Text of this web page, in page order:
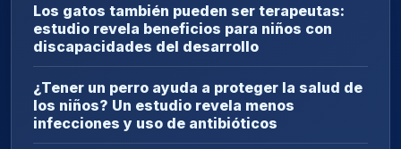
Los gatos también pueden ser terapeutas:
estudio revela beneficios para niños con
discapacidades del desarrollo
¿Tener un perro ayuda a proteger la salud de
los niños? Un estudio revela menos
infecciones y uso de antibióticos